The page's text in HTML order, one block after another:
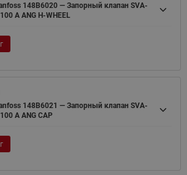
148B6020 — Запорный клапан SVA-
A ANG H-WHEEL
148B6021 — Запорный клапан SVA-
A ANG CAP